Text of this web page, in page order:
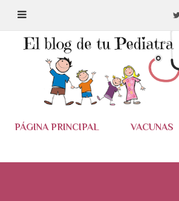
Ir al contenido principal
PÁGINA PRINCIPAL VACUNAS